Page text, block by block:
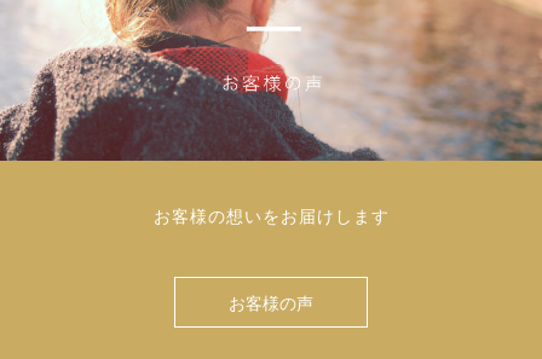
お客様の想いをお届けします
お客様の声